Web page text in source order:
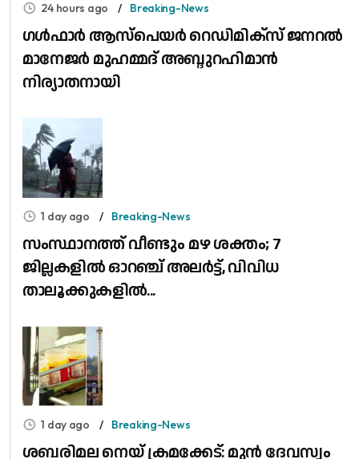
24 hours ago Breaking-News
​ഗൾഫാർ ആസ്പെയർ റെഡിമിക്സ് ജനറൽ
മാനേജർ മുഹമ്മദ് അബ്ദുറഹിമാൻ
നിര്യാതനായി
1 day ago Breaking-News
സംസ്ഥാനത്ത് വീണ്ടും മഴ ശക്തം; 7
ജില്ലകളിൽ ഓറഞ്ച് അലർട്ട്, വിവിധ
താലൂക്കുകളിൽ...
1 day ago Breaking-News
ശബരിമല നെയ് ക്രമക്കേട്: മുൻ ദേവസ്വം